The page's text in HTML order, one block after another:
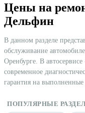
Цены на
Дельфин
В данном разделе
обслуживание
Оренбурге. В
современное
гарантия на выполненные
ПОПУЛЯРНЫЕ